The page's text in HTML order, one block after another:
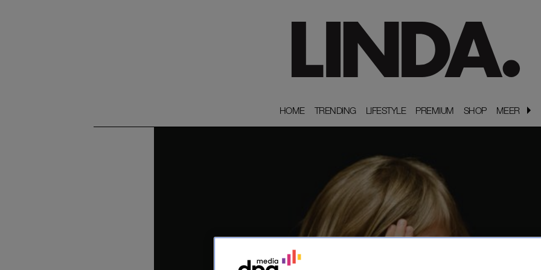
HOME
HOME TRENDING
TRENDING LIFESTYLE
LIFESTYLE PREMIUM
PREMIUM SHOP
SHOP MEER
MEER